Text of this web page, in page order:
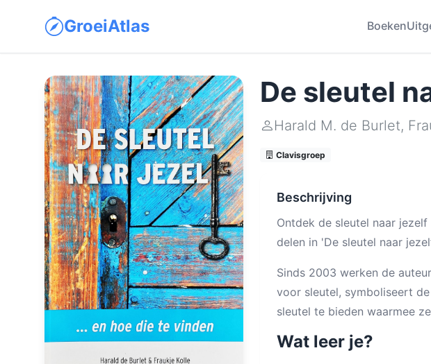
GroeiAtlas Boeken
De sleutel
Harald M. de Burlet,
Clavisgroep
Beschrijving
Ontdek de sleutel naar
delen in 'De sleutel naar
Sinds 2003 werken de
voor sleutel, symboliseert
sleutel te bieden waarmee
Wat leer je?